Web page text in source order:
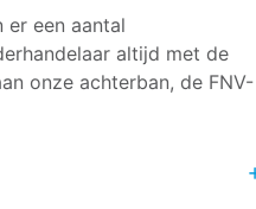
er een aantal
altijd met de
onze achterban, de FNV-